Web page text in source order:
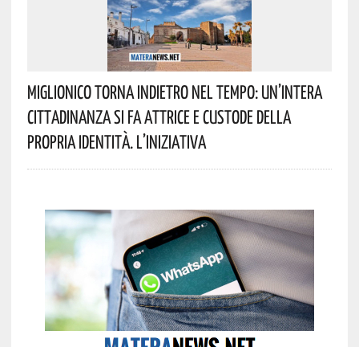
Miglionico Torna Indietro Nel Tempo: Un’intera
Cittadinanza Si Fa Attrice E Custode Della
Propria Identità. L’iniziativa